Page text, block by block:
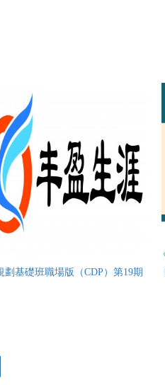
劃基礎班職場版（CDP）第19期